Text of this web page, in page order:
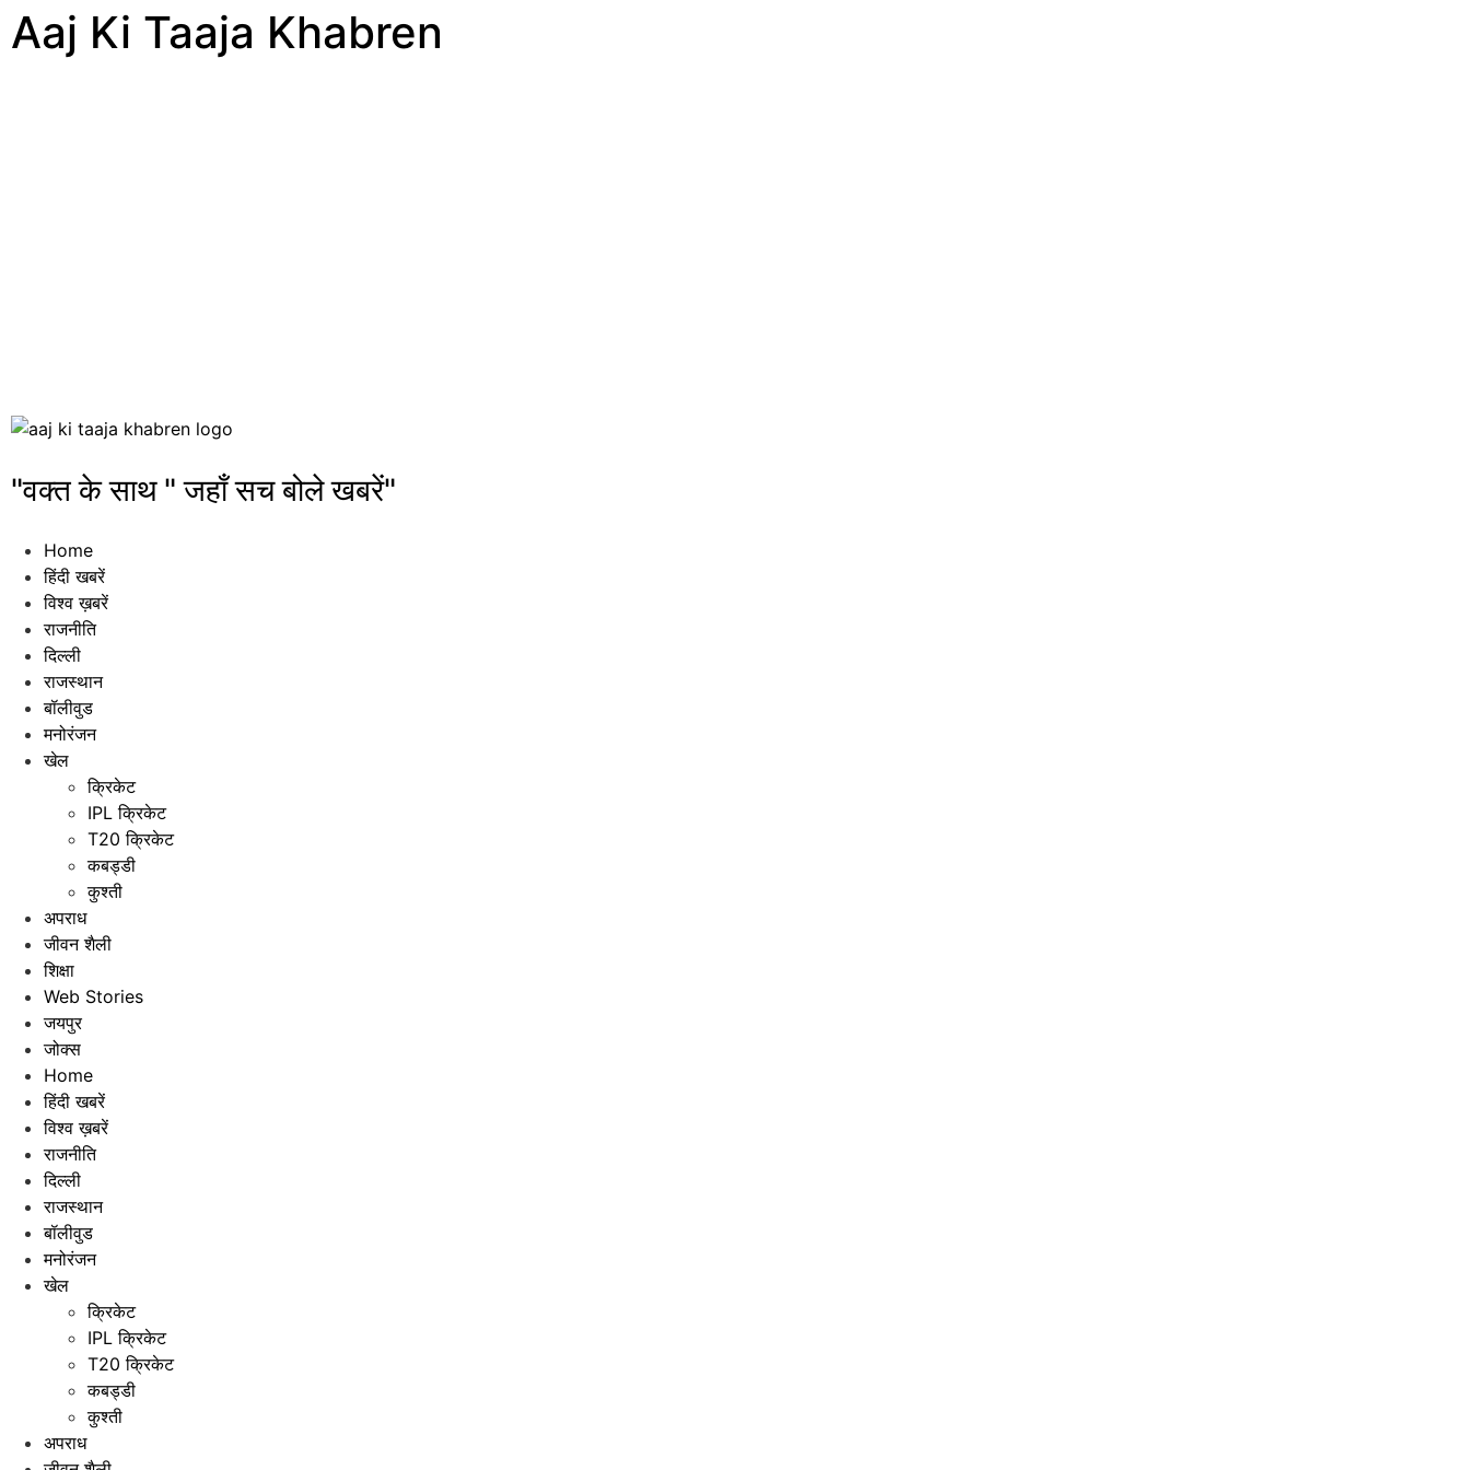
Aaj Ki Taaja Khabren
"वक्त के साथ " जहाँ सच बोले खबरें"
Home
हिंदी खबरें
विश्व ख़बरें
राजनीति
दिल्ली
राजस्थान
बॉलीवुड
मनोरंजन
खेल
क्रिकेट
IPL क्रिकेट
T20 क्रिकेट
कबड्डी
कुश्ती
अपराध
जीवन शैली
शिक्षा
Web Stories
जयपुर
जोक्स
Home
हिंदी खबरें
विश्व ख़बरें
राजनीति
दिल्ली
राजस्थान
बॉलीवुड
मनोरंजन
खेल
क्रिकेट
IPL क्रिकेट
T20 क्रिकेट
कबड्डी
कुश्ती
अपराध